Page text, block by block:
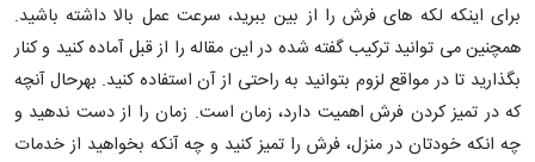
برای اینکه لکه های فرش را از بین ببرید، سرعت عمل بالا داشته باشید.
همچنین می توانید ترکیب گفته شده در این مقاله را از قبل آماده کنید و کنار
بگذارید تا در مواقع لزوم بتوانید به راحتی از آن استفاده کنید. بهرحال آنچه
که در تمیز کردن فرش اهمیت دارد، زمان است. زمان را از دست ندهید و
چه انکه خودتان در منزل، فرش را تمیز کنید و چه آنکه بخواهید از خدمات